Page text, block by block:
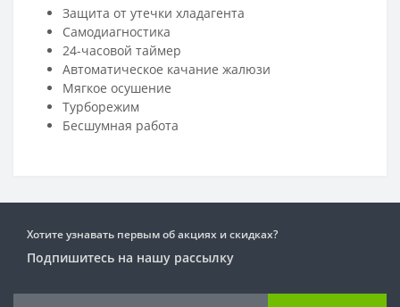
Защита от утечки хладагента
Самодиагностика
24-часовой таймер
Автоматическое качание жалюзи
Мягкое осушение
Турборежим
Бесшумная работа
Хотите узнавать первым об акциях и скидках?
Подпишитесь на нашу рассылку